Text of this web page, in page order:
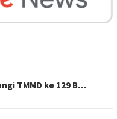
TMMD ke 129 B…